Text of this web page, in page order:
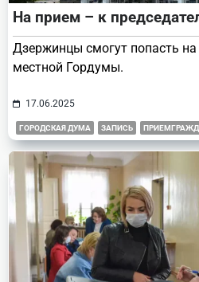
На прием – к
Дзержинцы смогут попасть
местной Гордумы.
17.06.2025
ГОРОДСКАЯ ДУМА ЗАПИСЬ